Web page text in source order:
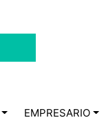
EMPRESARIO